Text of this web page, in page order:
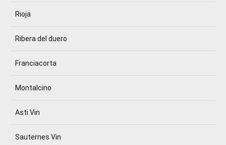
Rioja
Ribera del duero
Franciacorta
Montalcino
Asti Vin
Sauternes Vin